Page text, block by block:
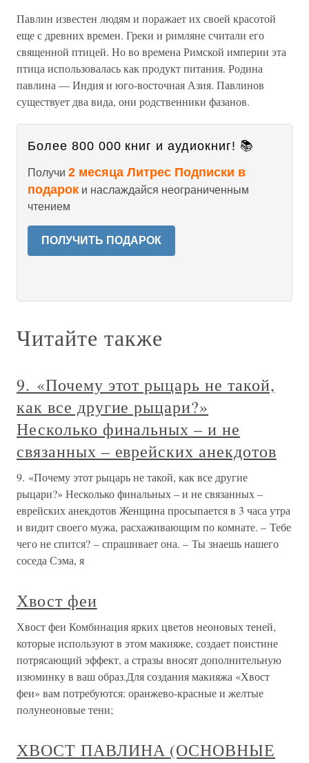
Павлин известен людям и поражает их своей красотой
еще с древних времен. Греки и римляне считали его
священной птицей. Но во времена Римской империи эта
птица использовалась как продукт питания. Родина
павлина — Индия и юго-восточная Азия. Павлинов
существует два вида, они родственники фазанов.
Более 800 000 книг и аудиокниг! 📚
Получи 2 месяца Литрес Подписки в
подарок и наслаждайся неограниченным
чтением
ПОЛУЧИТЬ ПОДАРОК
Читайте также
9. «Почему этот рыцарь не такой,
как все другие рыцари?»
Несколько финальных – и не
связанных – еврейских анекдотов
9. «Почему этот рыцарь не такой, как все другие
рыцари?» Несколько финальных – и не связанных –
еврейских анекдотов Женщина просыпается в 3 часа утра
и видит своего мужа, расхаживающим по комнате. – Тебе
чего не спится? – спрашивает она. – Ты знаешь нашего
соседа Сэма, я
Хвост феи
Хвост феи Комбинация ярких цветов неоновых теней,
которые используют в этом макияже, создает поистине
потрясающий эффект, а стразы вносят дополнительную
изюминку в ваш образ.Для создания макияжа «Хвост
феи» вам потребуются: оранжево-красные и желтые
полунеоновые тени;
ХВОСТ ПАВЛИНА (ОСНОВНЫЕ